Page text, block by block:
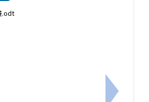
清華大學師培中心辦理「SEL 如何成
.odt
下一筆：